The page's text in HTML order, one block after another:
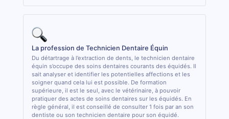
La profession de Technicien Dentaire Équin
Du détartrage à l’extraction de dents, le technicien dentaire
équin s’occupe des soins dentaires courants des équidés. Il
sait analyser et identifier les potentielles affections et les
soigner quand cela lui est possible. De formation
supérieure, il est le seul, avec le vétérinaire, à pouvoir
pratiquer des actes de soins dentaires sur les équidés. En
règle général, il est conseillé de consulter 1 fois par an son
dentiste ou son technicien dentaire pour son équidé.